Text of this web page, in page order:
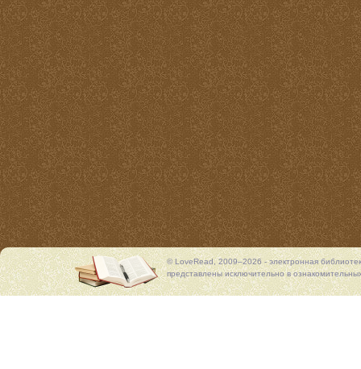
© LoveRead, 2009–2026 - электронная
представлены исключительно в